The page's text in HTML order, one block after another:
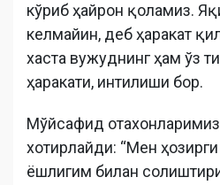
кўриб ҳайрон қоламиз.
келмайин, деб ҳаракат
хаста вужуднинг ҳам ўз
ҳаракати, интилиши бор.
Мўйсафид
хотирлайди: “Мен
ёшлигим билан